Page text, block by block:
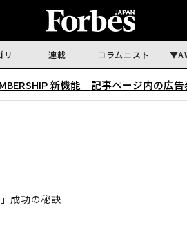
リ 連載 コラムニスト
新機能｜ 記事ページ内の広
成功の秘訣